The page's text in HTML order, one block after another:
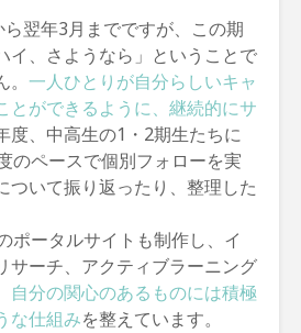
翌年3月までですが、この期
イ、さようなら」ということで
一人ひとりが自分らしいキャ
とができるように、継続的にサ
度、中高生の1・2期生たちに
のペースで個別フォローを実
ついて振り返ったり、整理した
ポータルサイトも制作し、イ
サーチ、アクティブラーニング
自分の関心のあるものには積極
な仕組みを整えています。